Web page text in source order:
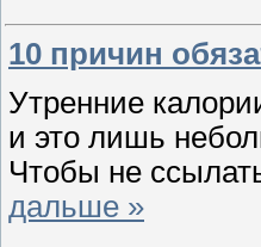
10 причин
Утренние
и это лишь
Чтобы не
дальше »